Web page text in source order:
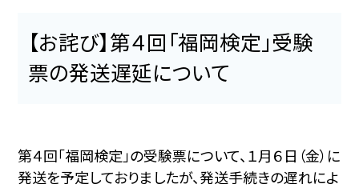
【お詫び】第４回「福岡検定」受験
票の発送遅延について
第４回「福岡検定」の受験票について、１月６日（金）に
発送を予定しておりましたが、発送手続きの遅れによ